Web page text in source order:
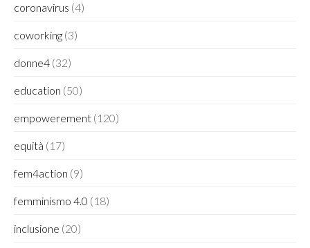
coronavirus (4)
coworking (3)
donne4 (32)
education (50)
empowerement (120)
equità (17)
fem4action (9)
femminismo 4.0 (18)
inclusione (20)